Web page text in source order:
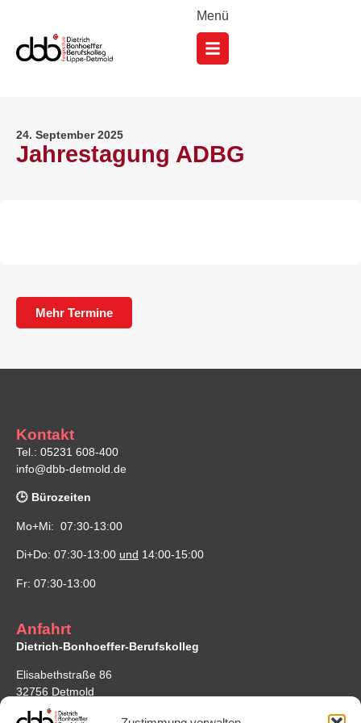
Menü
24. September 2025
Jahrestagung ADBG
Mehr Termine
Kontakt
Tel.: 05231 608-400
info@dbb-detmold.de
🕒 Bürozeiten
Mo+Mi: 07:30-13:00
Di+Do: 07:30-13:00 und 14:00-15:00
Fr: 07:30-13:00
Anfahrt
Dietrich-Bonhoeffer-Berufskolleg
Elisabethstraße 86
32756 Detmold
Google Maps